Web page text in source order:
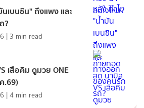
เบนซิน" ถึงแพง และ
?
| 3 min read
เสือคิม ดูมวย ONE
.69)
|4 min read